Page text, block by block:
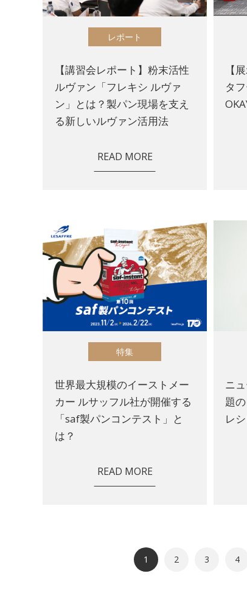
レポート
【講習会レポート】粉末活性
ルヴァン「フレキシ ルヴァ
ン」とは？製パン現場を支え
る新しいルヴァン活用法
READ MORE
【
タ
特集
世界最大規模のイーストメー
カー ルサッフル社が開催する
「saf製パンコンテスト」と
は？
READ MORE
ニ
題
レ
1 2 3 4